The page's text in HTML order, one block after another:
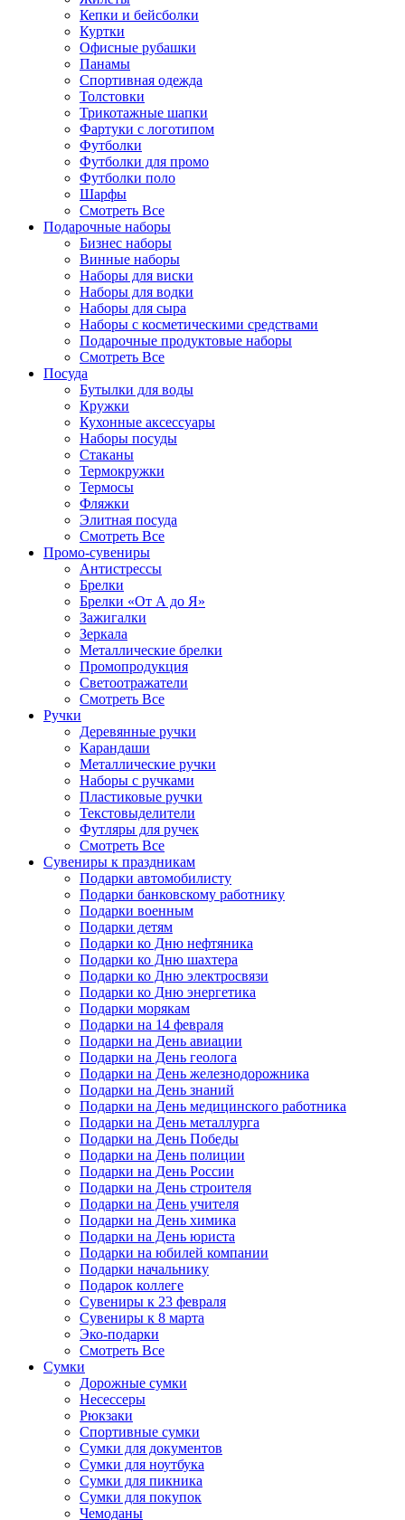
Кепки и бейсболки
Куртки
Офисные рубашки
Панамы
Спортивная одежда
Толстовки
Трикотажные шапки
Фартуки с логотипом
Футболки
Футболки для промо
Футболки поло
Шарфы
Смотреть Все
Подарочные наборы
Бизнес наборы
Винные наборы
Наборы для виски
Наборы для водки
Наборы для сыра
Наборы с косметическими средствами
Подарочные продуктовые наборы
Смотреть Все
Посуда
Бутылки для воды
Кружки
Кухонные аксессуары
Наборы посуды
Стаканы
Термокружки
Термосы
Фляжки
Элитная посуда
Смотреть Все
Промо-сувениры
Антистрессы
Брелки
Брелки «От А до Я»
Зажигалки
Зеркала
Металлические брелки
Промопродукция
Светоотражатели
Смотреть Все
Ручки
Деревянные ручки
Карандаши
Металлические ручки
Наборы с ручками
Пластиковые ручки
Текстовыделители
Футляры для ручек
Смотреть Все
Сувениры к праздникам
Подарки автомобилисту
Подарки банковскому работнику
Подарки военным
Подарки детям
Подарки ко Дню нефтяника
Подарки ко Дню шахтера
Подарки ко Дню электросвязи
Подарки ко Дню энергетика
Подарки морякам
Подарки на 14 февраля
Подарки на День авиации
Подарки на День геолога
Подарки на День железнодорожника
Подарки на День знаний
Подарки на День медицинского работника
Подарки на День металлурга
Подарки на День Победы
Подарки на День полиции
Подарки на День России
Подарки на День строителя
Подарки на День учителя
Подарки на День химика
Подарки на День юриста
Подарки на юбилей компании
Подарки начальнику
Подарок коллеге
Сувениры к 23 февраля
Сувениры к 8 марта
Эко-подарки
Смотреть Все
Сумки
Дорожные сумки
Несессеры
Рюкзаки
Спортивные сумки
Сумки для документов
Сумки для ноутбука
Сумки для пикника
Сумки для покупок
Чемоданы